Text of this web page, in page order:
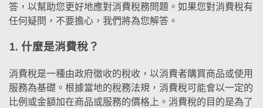
答，以幫助您更好地應對消費稅務問題。如果您對消費稅有
任何疑問，不要擔心，我們將為您解答。
1. 什麼是消費稅？
消費稅是一種由政府徵收的稅收，以消費者購買商品或使用
服務為基礎。根據當地的稅務法規，消費稅可能會以一定的
比例或金額加在商品或服務的價格上。消費稅的目的是為了